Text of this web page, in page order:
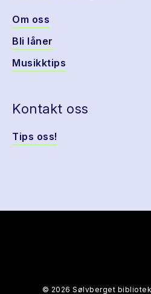
Om oss
Bli låner
Musikktips
Kontakt oss
Tips oss!
© 2026 Sølvberget